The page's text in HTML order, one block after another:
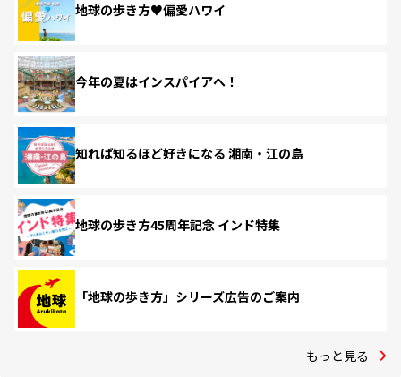
地球の歩き方♥偏愛ハワイ
今年の夏はインスパイアへ！
知れば知るほど好きになる 湘南・江の島
地球の歩き方45周年記念 インド特集
「地球の歩き方」シリーズ広告のご案内
もっと見る